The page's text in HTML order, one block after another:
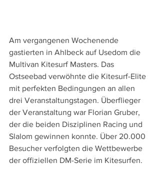
Am vergangenen Wochenende
gastierten in Ahlbeck auf Usedom die
Multivan Kitesurf Masters. Das
Ostseebad verwöhnte die Kitesurf-Elite
mit perfekten Bedingungen an allen
drei Veranstaltungstagen. Überflieger
der Veranstaltung war Florian Gruber,
der die beiden Disziplinen Racing und
Slalom gewinnen konnte. Über 20.000
Besucher verfolgten die Wettbewerbe
der offiziellen DM-Serie im Kitesurfen.